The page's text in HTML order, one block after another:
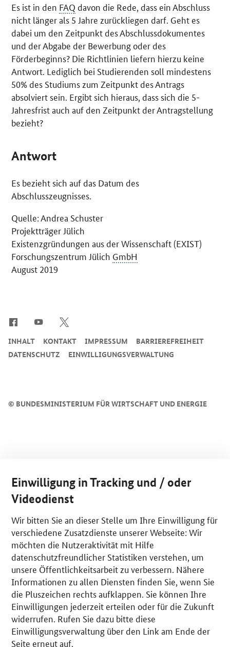
Es ist in den FAQ davon die Rede, dass ein Abschluss
nicht länger als 5 Jahre zurückliegen darf. Geht es
dabei um den Zeitpunkt des Abschlussdokumentes
und der Abgabe der Bewerbung oder des
Förderbeginns? Die Richtlinien liefern hierzu keine
Antwort. Lediglich bei Studierenden soll mindestens
50% des Studiums zum Zeitpunkt des Antrags
absolviert sein. Ergibt sich hieraus, dass sich die 5-
Jahresfrist auch auf den Zeitpunkt der Antragstellung
bezieht?
Antwort
Es bezieht sich auf das Datum des
Abschlusszeugnisses.
Quelle: Andrea Schuster
Projektträger Jülich
Existenzgründungen aus der Wissenschaft (EXIST)
Forschungszentrum Jülich GmbH
August 2019
© BUNDESMINISTERIUM FÜR WIRTSCHAFT UND ENERGIE
INHALT KONTAKT IMPRESSUM
BARRIEREFREIHEIT
DATENSCHUTZ
EINWILLIGUNGSVERWALTUNG
Einwilligung in Tracking und / oder
Videodienst
Wir bitten Sie an dieser Stelle um Ihre Einwilligung für
verschiedene Zusatzdienste unserer Webseite: Wir
möchten die Nutzeraktivität mit Hilfe
datenschutzfreundlicher Statistiken verstehen, um
unsere Öffentlichkeitsarbeit zu verbessern. Nähere
Informationen zu allen Diensten finden Sie, wenn Sie
die Pluszeichen rechts aufklappen. Sie können Ihre
Einwilligungen jederzeit erteilen oder für die Zukunft
widerrufen. Rufen Sie dazu bitte diese
Einwilligungsverwaltung über den Link am Ende der
Seite erneut auf.